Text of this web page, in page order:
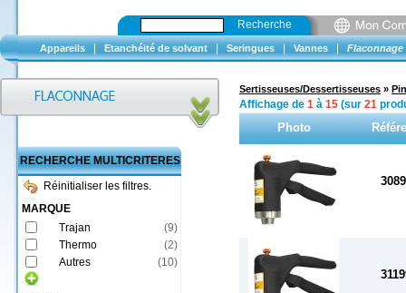
Recherche
Appareils Etanchéité de solvant Seringues Vannes Flaconnage
RECHERCHE MULTICRITERES
Réinitialiser les filtres.
MARQUE
Trajan
(9)
Thermo
(2)
Autres
(10)
Sertisseuses/Dessertisseuses »
Affichage de 1 à 15 (sur 21
Photo